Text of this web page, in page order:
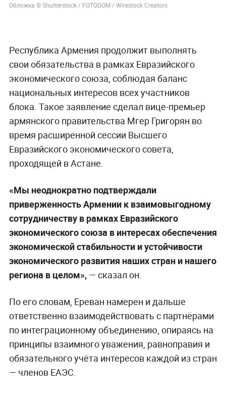
Обложка © Shutterstock / FOTODOM / Wirestock Creators
Республика Армения продолжит выполнять
свои обязательства в рамках Евразийского
экономического союза, соблюдая баланс
национальных интересов всех участников
блока. Такое заявление сделал вице-премьер
армянского правительства Мгер Григорян во
время расширенной сессии Высшего
Евразийского экономического совета,
проходящей в Астане.
«Мы неоднократно подтверждали
приверженность Армении к взаимовыгодному
сотрудничеству в рамках Евразийского
экономического союза в интересах обеспечения
экономической стабильности и устойчивости
экономического развития наших стран и нашего
региона в целом»,— сказал он.
По его словам, Ереван намерен и дальше
ответственно взаимодействовать с партнёрами
по интеграционному объединению, опираясь на
принципы взаимного уважения, равноправия и
обязательного учёта интересов каждой из стран
— членов ЕАЭС.